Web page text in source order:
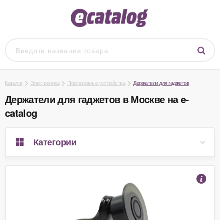
Каталог Электроника Портативные устройства Держатели для гаджетов
Держатели для гаджетов в Москве на e-
catalog
Категории